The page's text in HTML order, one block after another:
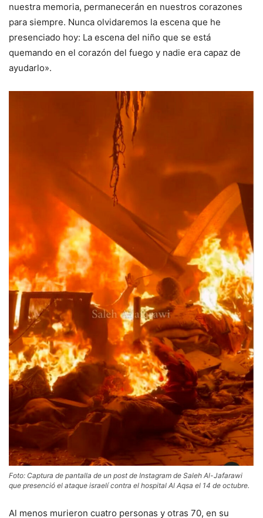
nuestra memoria, permanecerán en nuestros corazones
para siempre. Nunca olvidaremos la escena que he
presenciado hoy: La escena del niño que se está
quemando en el corazón del fuego y nadie era capaz de
ayudarlo».
Foto: Captura de pantalla de un post de Instagram de Saleh Al-Jafarawi
que presenció el ataque israelí contra el hospital Al Aqsa el 14 de octubre.
Al menos murieron cuatro personas y otras 70, en su